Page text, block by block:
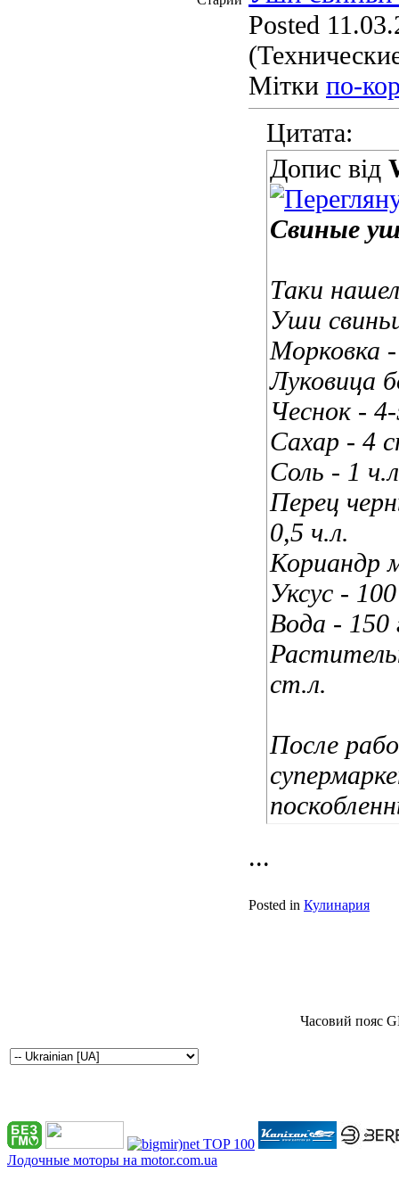
Posted
Мітки по-
Цитата:
Допис від
Свиные
Таки
Уши
Морковка
Луковица
Чеснок -
Сахар - 4
Соль - 1
Перец
0,5 ч.л.
Кориандр
Уксус -
Вода - 150
ст.л.
После
...
Posted in Кулинария
Часовий пояс
Лодочные моторы на motor.com.ua